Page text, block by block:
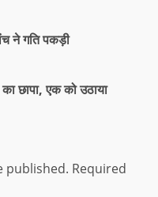
ने गति पकड़ी
छापा, एक को उठाया
published. Required